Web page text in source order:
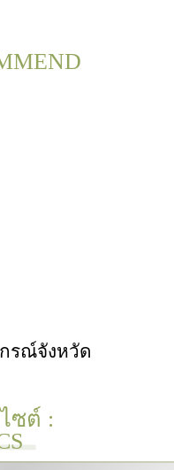
รณ์จังหวัด
ซต์ :